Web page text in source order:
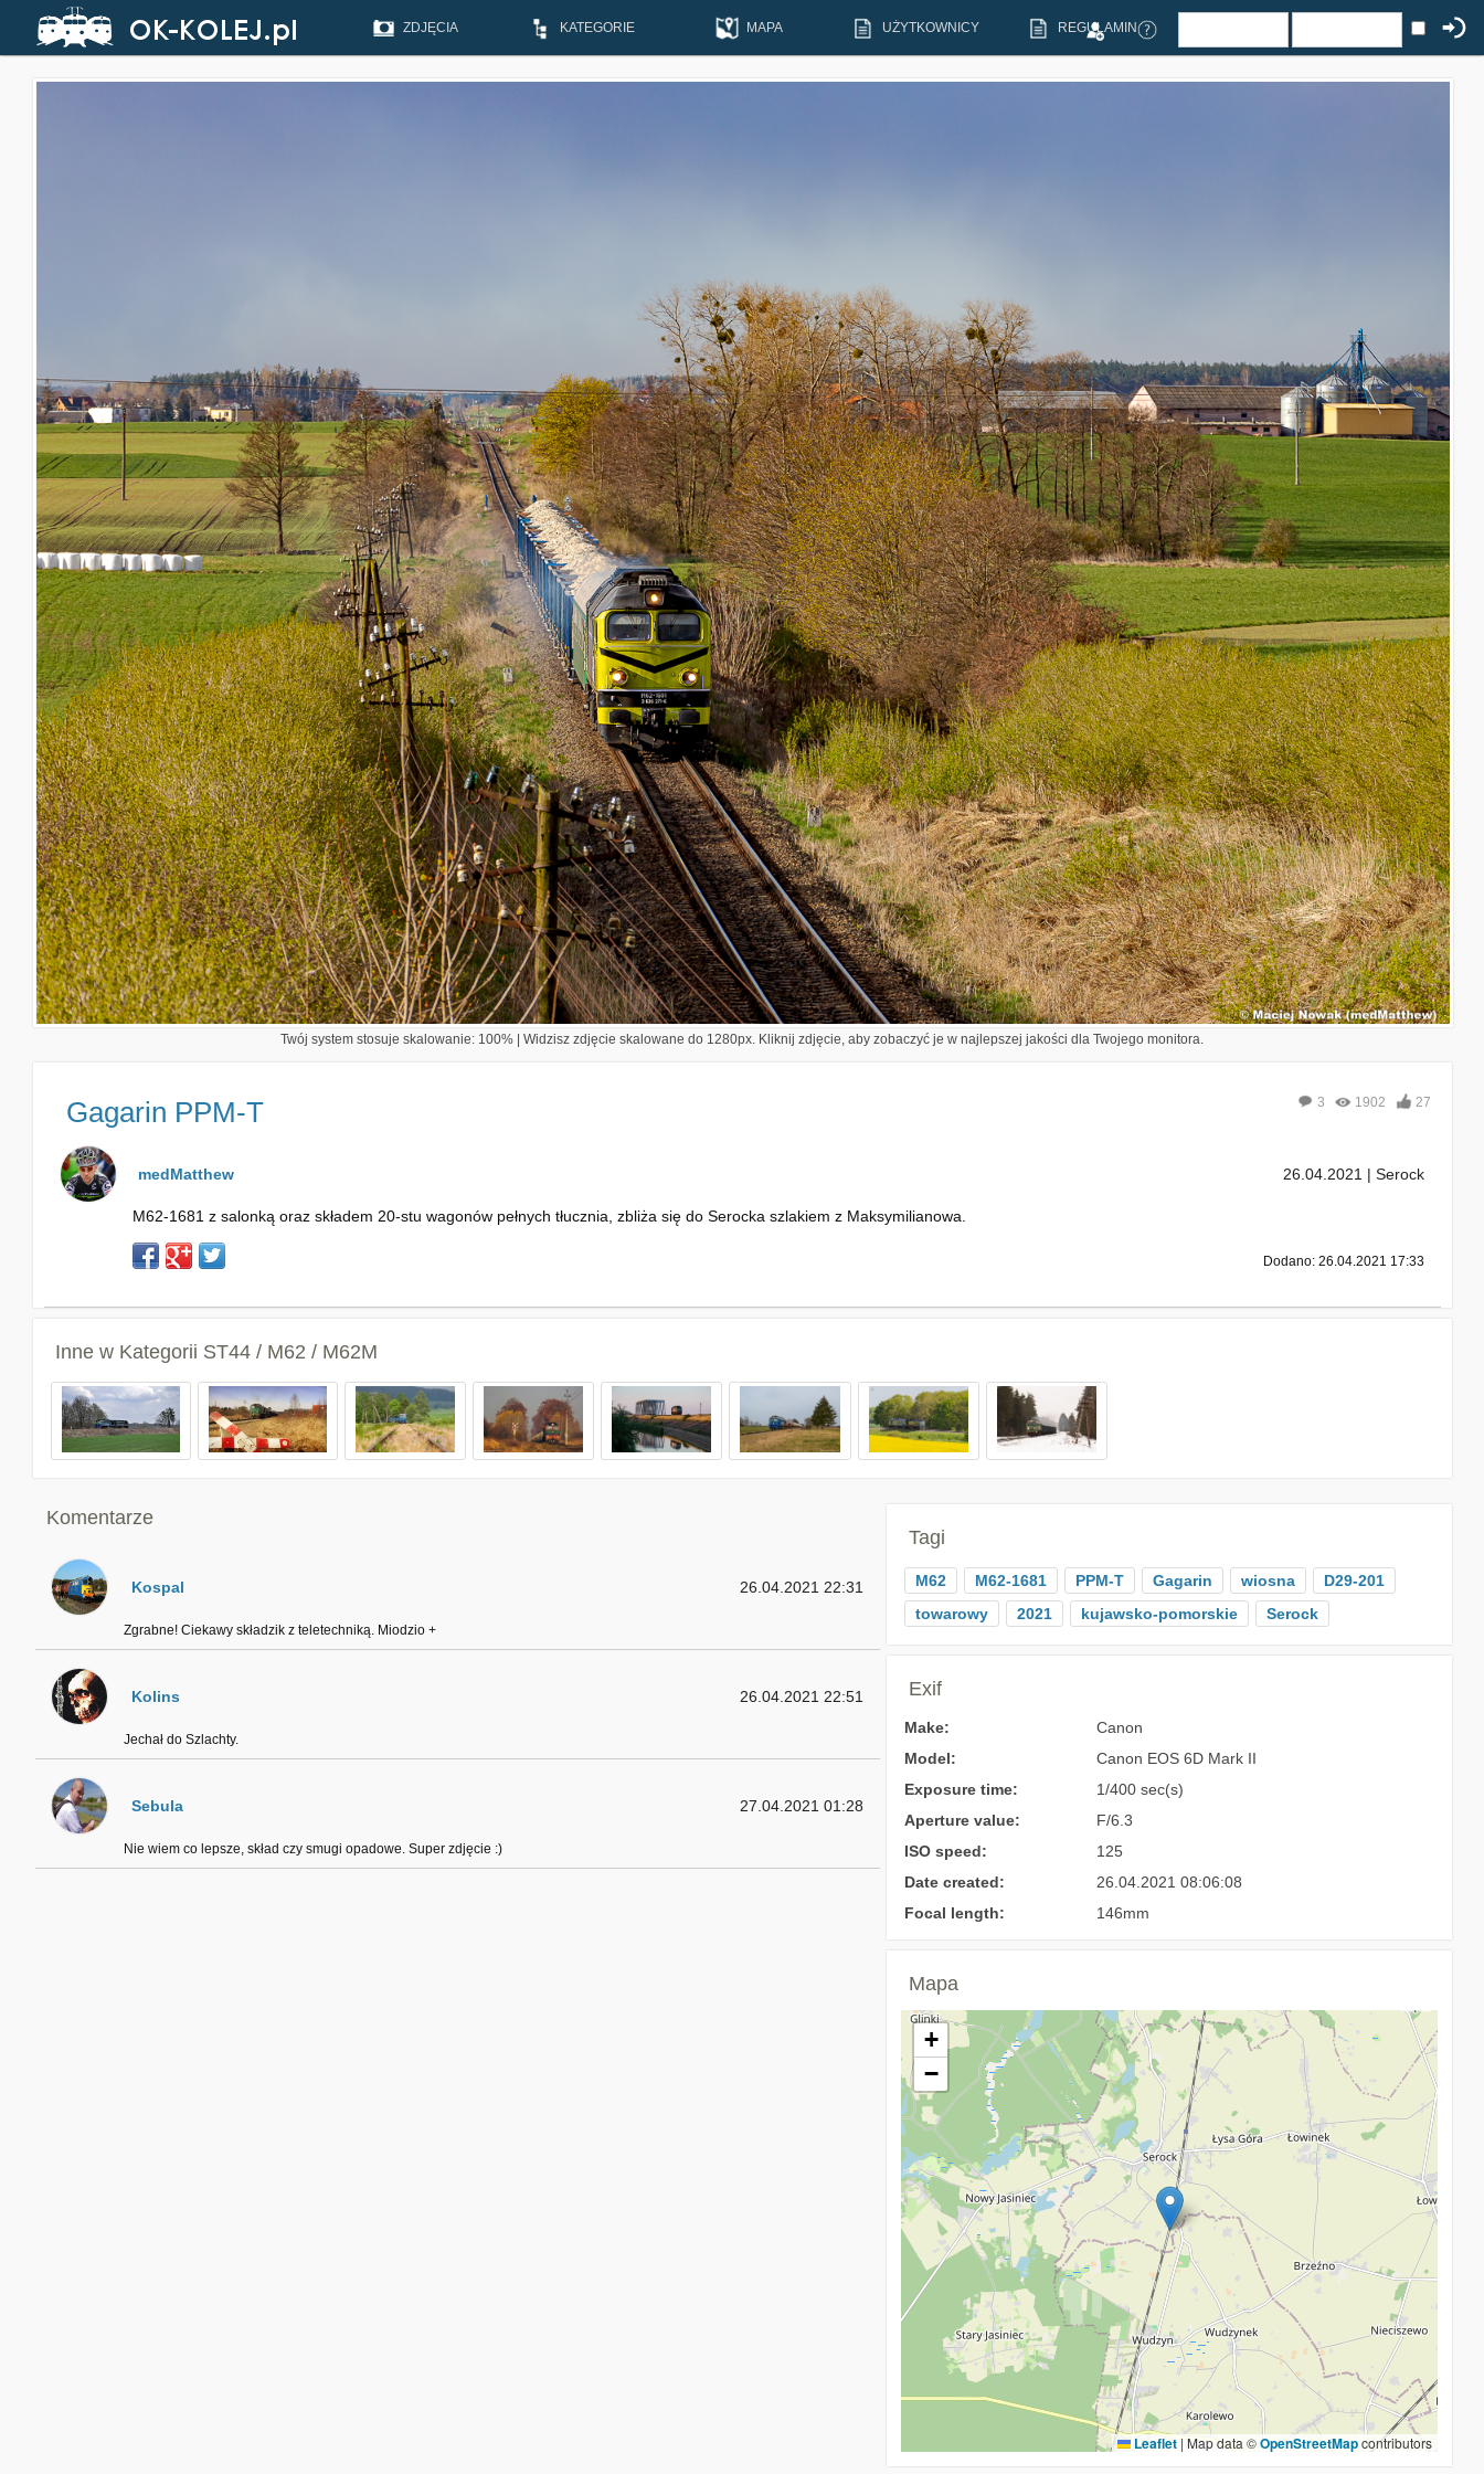
ZDJĘCIA KATEGORIE MAPA UŻYTKOWNICY REGULAMIN
Twój system stosuje skalowanie: 100% | Widzisz zdjęcie skalowane do 1280px. Kliknij zdjęcie, aby zobaczyć je w najlepszej jakości dla Twojego monitora.
Gagarin PPM-T 3 1902 27
medMatthew 26.04.2021 | Serock
M62-1681 z salonką oraz składem 20-stu wagonów pełnych tłucznia, zbliża się do Serocka szlakiem z Maksymilianowa.
Dodano: 26.04.2021 17:33
Inne w Kategorii ST44 / M62 / M62M
Komentarze
Kospal 26.04.2021 22:31
Zgrabne! Ciekawy składzik z teletechniką. Miodzio +
Kolins 26.04.2021 22:51
Jechał do Szlachty.
Sebula 27.04.2021 01:28
Nie wiem co lepsze, skład czy smugi opadowe. Super zdjęcie :)
Tagi
M62 M62-1681 PPM-T Gagarin wiosna
D29-201
towarowy
2021 kujawsko-pomorskie Serock
Exif
Make:
Canon
Model:
Canon EOS 6D Mark II
Exposure time:
1/400 sec(s)
Aperture value:
F/6.3
ISO speed:
125
Date created:
26.04.2021 08:06:08
Focal length:
146mm
Mapa
+
−
Leaflet | Map data ©OpenStreetMapcontributors